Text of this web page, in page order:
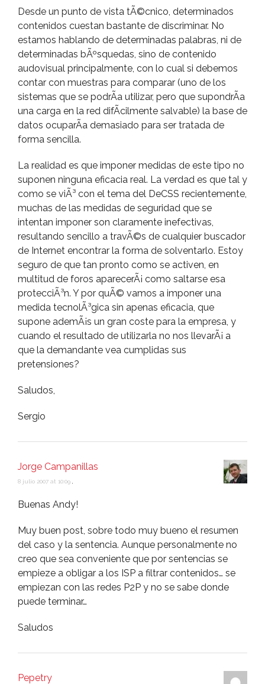
Desde un punto de vista tÃ©cnico, determinados
contenidos cuestan bastante de discriminar. No
estamos hablando de determinadas palabras, ni de
determinadas bÃºsquedas, sino de contenido
audovisual principalmente, con lo cual si debemos
contar con muestras para comparar (uno de los
sistemas que se podrÃ­a utilizar, pero que supondrÃ­a
una carga en la red difÃ­cilmente salvable) la base de
datos ocuparÃ­a demasiado para ser tratada de
forma sencilla.
La realidad es que imponer medidas de este tipo no
suponen ninguna eficacia real. La verdad es que tal y
como se viÃ³ con el tema del DeCSS recientemente,
muchas de las medidas de seguridad que se
intentan imponer son claramente inefectivas,
resultando sencillo a travÃ©s de cualquier buscador
de Internet encontrar la forma de solventarlo. Estoy
seguro de que tan pronto como se activen, en
multitud de foros aparecerÃ¡ como saltarse esa
protecciÃ³n. Y por quÃ© vamos a imponer una
medida tecnolÃ³gica sin apenas eficacia, que
supone ademÃ¡s un gran coste para la empresa, y
cuando el resultado de utilizarla no nos llevarÃ¡ a
que la demandante vea cumplidas sus
pretensiones?
Saludos,
Sergio
Jorge Campanillas
8 julio 2007 at 10:09
Buenas Andy!
Muy buen post, sobre todo muy bueno el resumen
del caso y la sentencia. Aunque personalmente no
creo que sea conveniente que por sentencias se
empieze a obligar a los ISP a filtrar contenidos… se
empiezan con las redes P2P y no se sabe donde
puede terminar…
Saludos
Pepetry